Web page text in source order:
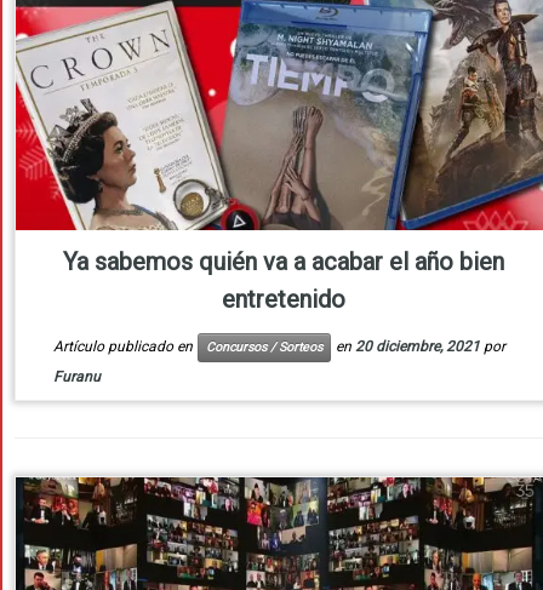
Ya sabemos quién va a acabar el año bien
entretenido
Artículo publicado en Concursos / Sorteos en 20 diciembre, 2021 por
Furanu